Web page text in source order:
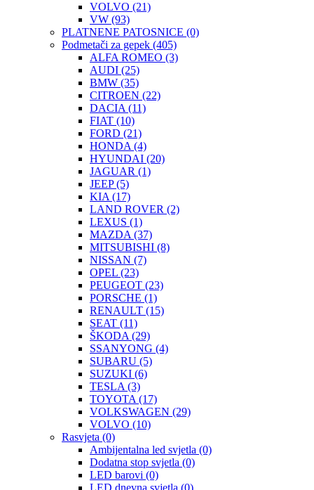
VOLVO (21)
VW (93)
PLATNENE PATOSNICE (0)
Podmetači za gepek (405)
ALFA ROMEO (3)
AUDI (25)
BMW (35)
CITROEN (22)
DACIA (11)
FIAT (10)
FORD (21)
HONDA (4)
HYUNDAI (20)
JAGUAR (1)
JEEP(5)
KIA (17)
LAND ROVER (2)
LEXUS (1)
MAZDA (37)
MITSUBISHI (8)
NISSAN (7)
OPEL (23)
PEUGEOT (23)
PORSCHE (1)
RENAULT (15)
SEAT (11)
ŠKODA (29)
SSANYONG (4)
SUBARU (5)
SUZUKI (6)
TESLA (3)
TOYOTA (17)
VOLKSWAGEN (29)
VOLVO (10)
Rasvjeta (0)
Ambijentalna led svjetla (0)
Dodatna stop svjetla (0)
LED barovi (0)
LED dnevna svjetla (0)